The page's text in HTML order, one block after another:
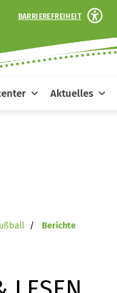
BARRIEREFREIHEIT
Aktuelles
Berichte